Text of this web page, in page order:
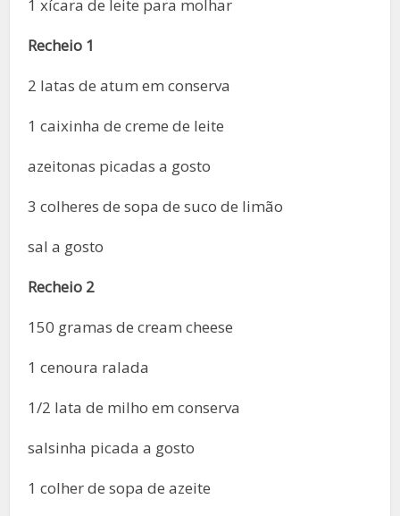
1 xícara de leite para molhar
Recheio 1
2 latas de atum em conserva
1 caixinha de creme de leite
azeitonas picadas a gosto
3 colheres de sopa de suco de limão
sal a gosto
Recheio 2
150 gramas de cream cheese
1 cenoura ralada
1/2 lata de milho em conserva
salsinha picada a gosto
1 colher de sopa de azeite